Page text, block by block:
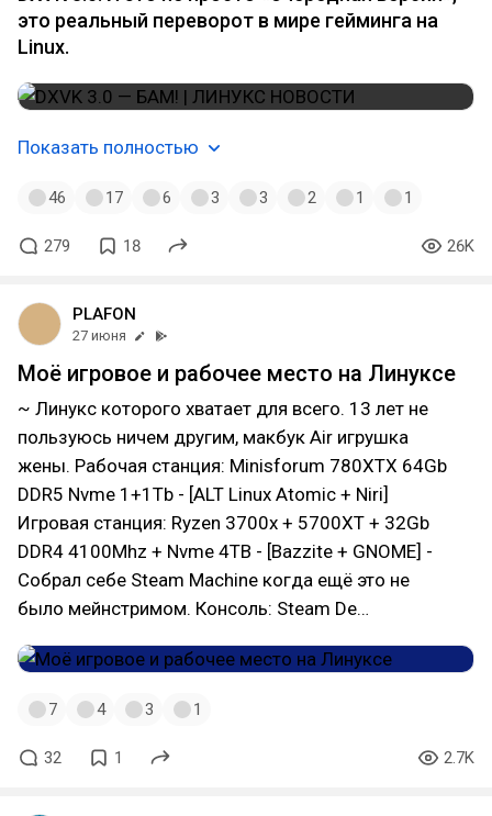
это реальный переворот в мире гейминга на
Linux.
Показать полностью
46 17 6 3 3 2 1 1
279 18 26K
PLAFON
27 июня
Моё игровое и рабочее место на Линуксе
~ Линукс которого хватает для всего. 13 лет не
пользуюсь ничем другим, макбук Air игрушка
жены. Рабочая станция: Minisforum 780XTX 64Gb
DDR5 Nvme 1+1Tb - [ALT Linux Atomic + Niri]
Игровая станция: Ryzen 3700x + 5700XT + 32Gb
DDR4 4100Mhz + Nvme 4TB - [Bazzite + GNOME] -
Собрал себе Steam Machine когда ещё это не
было мейнстримом. Консоль: Steam De…
7 4 3 1
32 1 2.7K